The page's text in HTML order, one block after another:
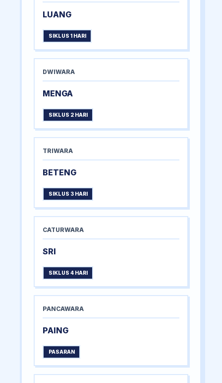
LUANG
SIKLUS 1 HARI
DWIWARA
MENGA
SIKLUS 2 HARI
TRIWARA
BETENG
SIKLUS 3 HARI
CATURWARA
SRI
SIKLUS 4 HARI
PANCAWARA
PAING
PASARAN